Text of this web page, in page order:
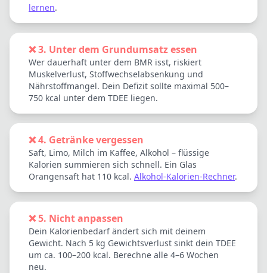
lernen.
❌ 3. Unter dem Grundumsatz essen
Wer dauerhaft unter dem BMR isst, riskiert
Muskelverlust, Stoffwechselabsenkung und
Nährstoffmangel. Dein Defizit sollte maximal 500–
750 kcal unter dem TDEE liegen.
❌ 4. Getränke vergessen
Saft, Limo, Milch im Kaffee, Alkohol – flüssige
Kalorien summieren sich schnell. Ein Glas
Orangensaft hat 110 kcal. Alkohol-Kalorien-Rechner.
❌ 5. Nicht anpassen
Dein Kalorienbedarf ändert sich mit deinem
Gewicht. Nach 5 kg Gewichtsverlust sinkt dein TDEE
um ca. 100–200 kcal. Berechne alle 4–6 Wochen
neu.